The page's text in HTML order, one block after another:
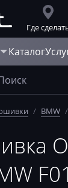
Где
Каталог
/ BMW /